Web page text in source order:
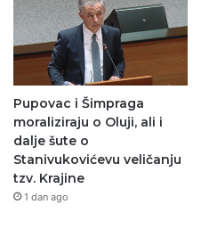
Pupovac i Šimpraga
moraliziraju o Oluji, ali i
dalje šute o
Stanivukovićevu veličanju
tzv. Krajine
1 dan ago